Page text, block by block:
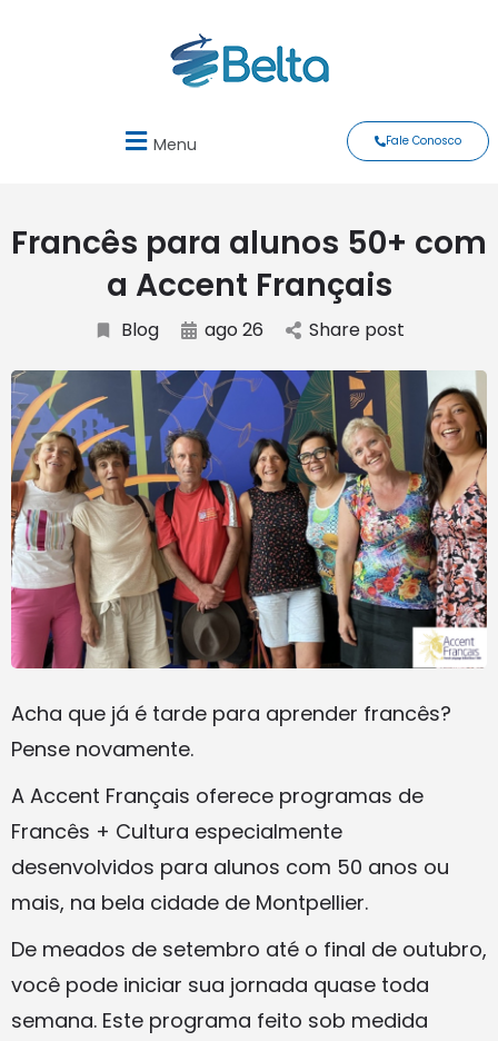
Menu Fale Conosco
Francês para alunos 50+ com
a Accent Français
Blog ago 26 Share post
Acha que já é tarde para aprender francês?
Pense novamente.
A Accent Français oferece programas de
Francês + Cultura especialmente
desenvolvidos para alunos com 50 anos ou
mais, na bela cidade de Montpellier.
De meados de setembro até o final de outubro,
você pode iniciar sua jornada quase toda
semana. Este programa feito sob medida